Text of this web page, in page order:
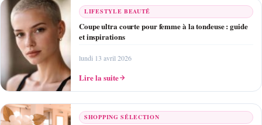
LIFESTYLE BEAUTÉ
Coupe ultra courte pour femme à la tondeuse : guide
et inspirations
lundi 13 avril 2026
Lire la suite
SHOPPING SÉLECTION